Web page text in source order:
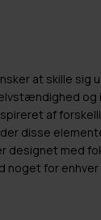
at skille sig
og
af
disse
designet med
noget for enhver